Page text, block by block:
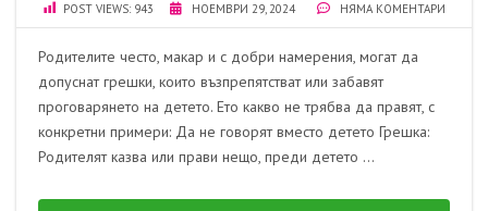
POST VIEWS: 943 НОЕМВРИ 29, 2024 НЯМА КОМЕНТАРИ
Родителите често, макар и с добри намерения, могат да
допуснат грешки, които възпрепятстват или забавят
проговарянето на детето. Ето какво не трябва да правят, с
конкретни примери: Да не говорят вместо детето Грешка:
Родителят казва или прави нещо, преди детето …